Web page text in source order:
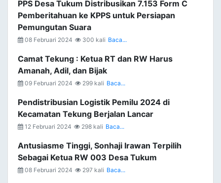
PPS Desa Tukum Distribusikan 7.153 Form C
Pemberitahuan ke KPPS untuk Persiapan
Pemungutan Suara
08 Februari 2024 300 kali Baca...
Camat Tekung : Ketua RT dan RW Harus
Amanah, Adil, dan Bijak
09 Februari 2024 299 kali Baca...
Pendistribusian Logistik Pemilu 2024 di
Kecamatan Tekung Berjalan Lancar
12 Februari 2024 298 kali Baca...
Antusiasme Tinggi, Sonhaji Irawan Terpilih
Sebagai Ketua RW 003 Desa Tukum
08 Februari 2024 297 kali Baca...